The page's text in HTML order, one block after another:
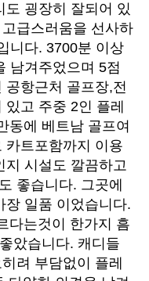
도 굉장히 잘되어 있
급스러움을 선사하
니다. 3700분 이상
남겨주었으며 5점
공항근처 골프장,전
고 주중 2인 플레
동에 베트남 골프여
카트포함까지 이용
지 시설도 깔끔하고
좋습니다. 그곳에
장 일품 이었습니다.
다는것이 한가지 흠
았습니다. 캐디들
려 부담없이 플레